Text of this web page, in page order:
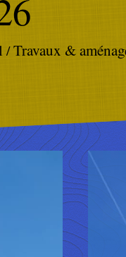
/Travaux &